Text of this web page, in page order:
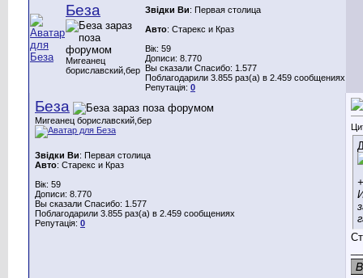
Беза
Мигеанец
бориславский,бер
Звідки Ви: Первая столица
Авто: Старекс и Краз
Вік: 59
Дописи: 8.770
Вы сказали Спасибо: 1.577
Поблагодарили 3.855 раз(а) в 2.459 сообщениях
Репутація: 0
Беза
Мигеанец бориславский,бер
Звідки Ви: Первая столица
Авто: Старекс и Краз
Вік: 59
Дописи: 8.770
Вы сказали Спасибо: 1.577
Поблагодарили 3.855 раз(а) в 2.459 сообщениях
Репутація: 0